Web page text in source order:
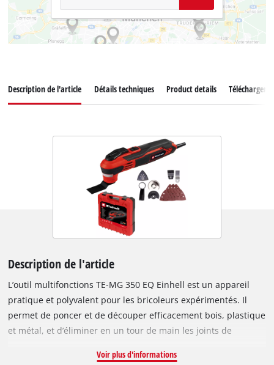
Description de l'article Détails techniques Product details
Description de l'article
L’outil multifonctions TE-MG 350 EQ Einhell est un appareil
pratique et polyvalent pour les bricoleurs expérimentés. Il
permet de poncer et de découper efficacement bois, plastique
et métal, et d’éliminer en un tour de main les joints de
puissance pour réaliser des travaux exigeants, et le variateur
Voir plus d'informations